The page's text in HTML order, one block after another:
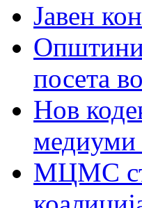
Јавен
посета
Нов
медиуми
МЦМС